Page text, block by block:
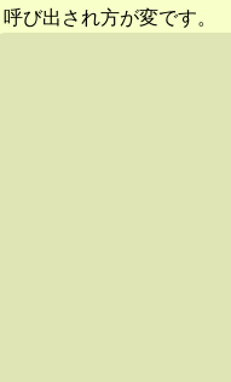
呼び出され方が変です。